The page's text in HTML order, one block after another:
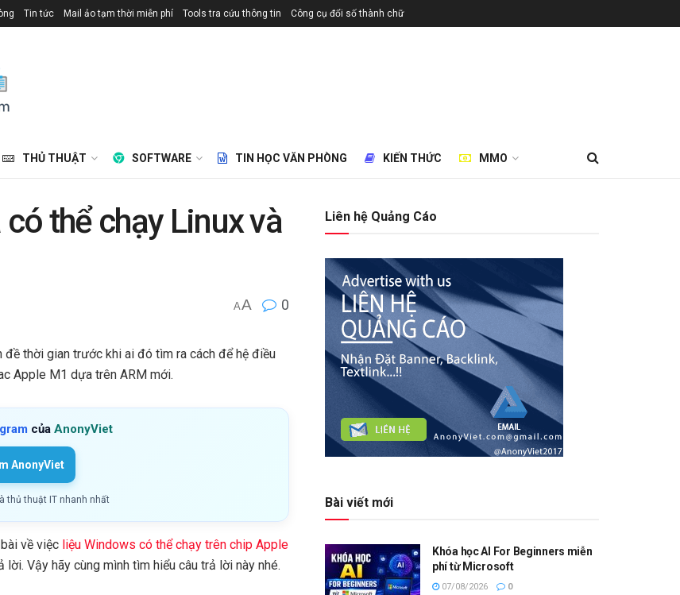
Tin tức Mail ảo tạm thời miễn phí Tools tra cứu thông tin Công cụ đổi số thành chữ
THỦ THUẬT SOFTWARE TIN HỌC VĂN PHÒNG KIẾN THỨC MMO
thể chạy Linux và
AA 0
thời gian trước khi ai đó tìm ra cách để hệ điều
Apple M1 dựa trên ARM mới.
của AnonyViet
AnonyViet
thủ thuật IT nhanh nhất
về việc liệu Windows có thể chạy trên chip Apple
Vậy hãy cùng mình tìm hiểu câu trả lời này nhé.
Liên hệ Quảng Cáo
Bài viết mới
Khóa học AI For Beginners miễn
phí từ Microsoft
07/08/2026 0